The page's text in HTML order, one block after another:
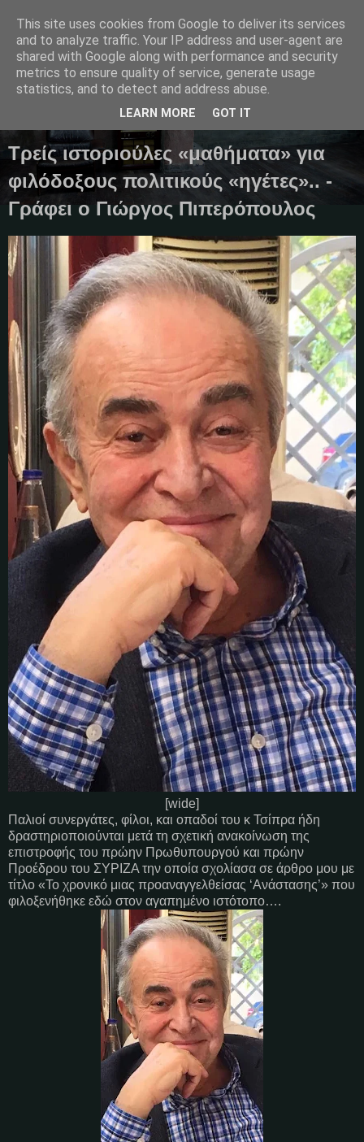
Μαγκαζίνο,ειδήσεις,απόψεις...
Τρείς ιστοριούλες «μαθήματα» για
φιλόδοξους πολιτικούς «ηγέτες».. -
Γράφει ο Γιώργος Πιπερόπουλος
[wide]
Παλιοί συνεργάτες, φίλοι, και οπαδοί του κ Τσίπρα ήδη
δραστηριοποιούνται μετά τη σχετική ανακοίνωση της
επιστροφής του πρώην Πρωθυπουργού και πρώην
Προέδρου του ΣΥΡΙΖΑ την οποία σχολίασα σε άρθρο μου με
τίτλο «Το χρονικό μιας προαναγγελθείσας ‘Ανάστασης’» που
φιλοξενήθηκε εδώ στον αγαπημένο ιστότοπο….
This site uses cookies from Google to deliver its services
and to analyze traffic. Your IP address and user-agent are
shared with Google along with performance and security
metrics to ensure quality of service, generate usage
statistics, and to detect and address abuse.
LEARN MORE GOT IT